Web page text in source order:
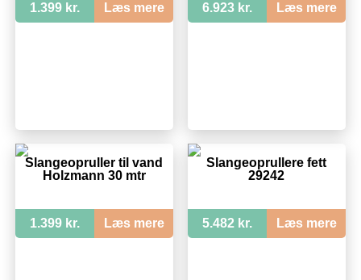
1.399 kr. Læs mere 6.923 kr. Læs mere
Slangeopruller til vand
Holzmann 30 mtr
1.399 kr. Læs mere
Slangeoprullere fett
29242
5.482 kr. Læs mere